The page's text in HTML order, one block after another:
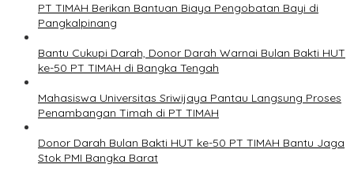
PT TIMAH Berikan Bantuan Biaya Pengobatan Bayi di
Pangkalpinang
Bantu Cukupi Darah, Donor Darah Warnai Bulan Bakti HUT
ke-50 PT TIMAH di Bangka Tengah
Mahasiswa Universitas Sriwijaya Pantau Langsung Proses
Penambangan Timah di PT TIMAH
Donor Darah Bulan Bakti HUT ke-50 PT TIMAH Bantu Jaga
Stok PMI Bangka Barat